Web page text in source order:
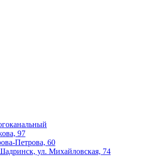
97
Петрова, 60
ул. Михайловская, 74